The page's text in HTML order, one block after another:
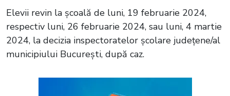
Elevii revin la școală de luni, 19 februarie 2024,
respectiv luni, 26 februarie 2024, sau luni, 4 martie
2024, la decizia inspectoratelor școlare județene/al
municipiului București, după caz.